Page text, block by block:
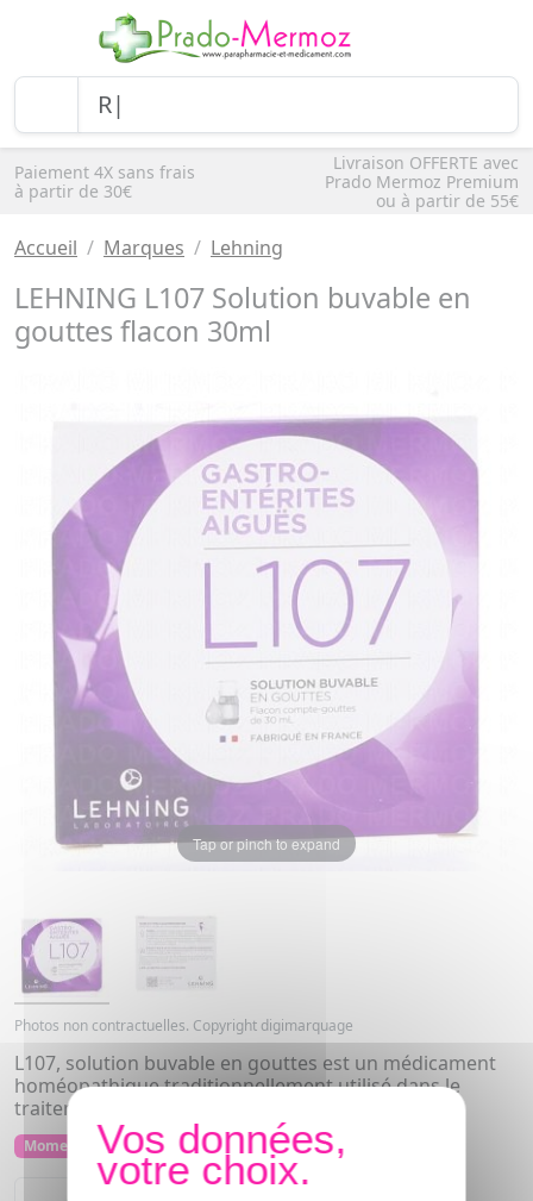
Paiement 4X sans frais
à partir de 30€
Livraison OFFERTE avec
Prado Mermoz Premium
ou à partir de 55€
Accueil Marques Lehning
LEHNING L107 Solution buvable en
gouttes flacon 30ml
Tap or pinch to expand
Photos non contractuelles. Copyright digimarquage
L107, solution buvable en gouttes est un médicament
homéopathique traditionnellement utilisé dans le
traitement adjuvant des gastro-entérites aiguës.
Momentanément indisponible